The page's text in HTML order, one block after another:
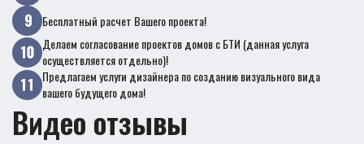
Бесплатный расчет Вашего проекта!
Делаем согласование проектов домов с БТИ (данная услуга
осуществляется отдельно)!
Предлагаем услуги дизайнера по созданию визуального вида
вашего будущего дома!
Видео отзывы